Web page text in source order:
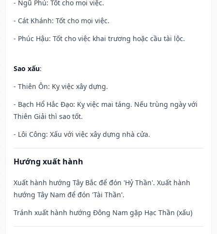
- Ngũ Phú: Tốt cho mọi việc.
- Cát Khánh: Tốt cho mọi việc.
- Phúc Hậu: Tốt cho việc khai trương hoặc cầu tài lộc.
Sao xấu:
- Thiên Ôn: Kỵ việc xây dựng.
- Bạch Hổ Hắc Đạo: Kỵ việc mai táng. Nếu trùng ngày với
Thiên Giải thì sao tốt.
- Lôi Công: Xấu với việc xây dựng nhà cửa.
Hướng xuất hành
Xuất hành hướng Tây Bắc để đón 'Hỷ Thần'. Xuất hành
hướng Tây Nam để đón 'Tài Thần'.
Tránh xuất hành hướng Đông Nam gặp Hạc Thần (xấu)